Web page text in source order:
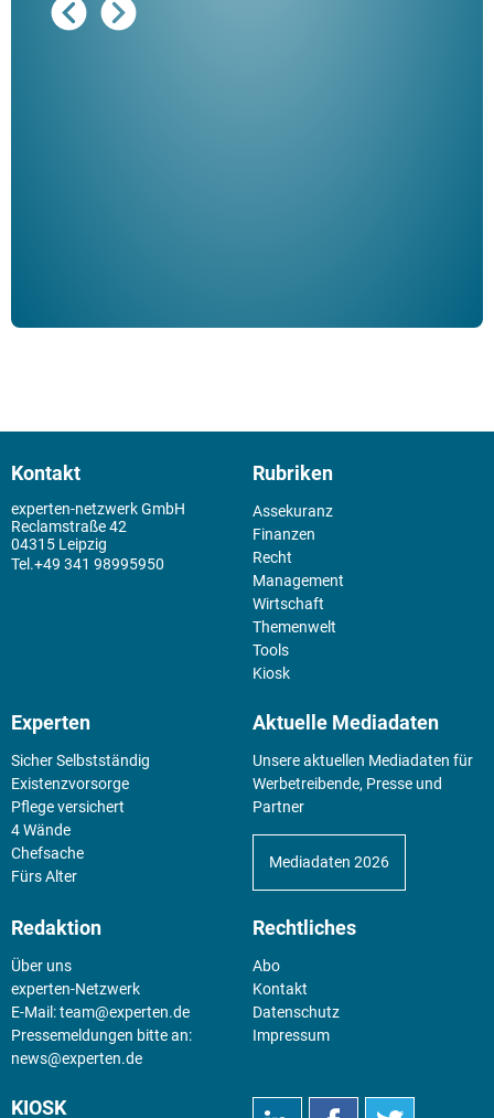
Kontakt
experten-netzwerk GmbH
Reclamstraße 42
04315 Leipzig
+49 341 98995950
Rubriken
Assekuranz
Finanzen
Recht
Management
Wirtschaft
Themenwelt
Tools
Kiosk
Experten
Sicher Selbstständig
Existenz­vorsorge
Pflege versichert
4 Wände
Chefsache
Fürs Alter
Aktuelle Mediadaten
Unsere aktuellen Mediadaten für
Werbetreibende, Presse und
Partner
Mediadaten 2026
Redaktion
Über uns
experten-Netzwerk
E-Mail:team@experten.de
Pressemeldungen bitte an:
news@experten.de
Rechtliches
Abo
Kontakt
Datenschutz
Impressum
KIOSK